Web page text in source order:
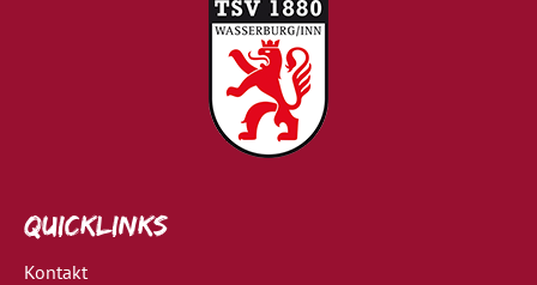
Quicklinks
Kontakt